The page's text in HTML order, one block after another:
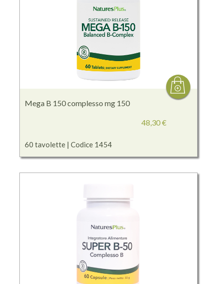
Mega B 150 complesso mg 150
60 tavolette | Codice 1454
48,30 €